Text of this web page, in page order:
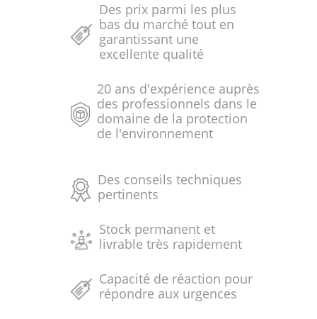
Des prix parmi les plus
bas du marché tout en
garantissant une
excellente qualité
20 ans d'expérience auprès
des professionnels dans le
domaine de la protection
de l'environnement
Des conseils techniques
pertinents
Stock permanent et
livrable très rapidement
Capacité de réaction pour
répondre aux urgences